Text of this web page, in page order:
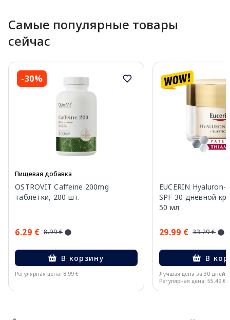
Самые популярные товары
сейчас
-30%
Пищевая добавка
OSTROVIT Caffeine 200mg
таблетки, 200 шт.
6.29 € 8.99 €
В корзину
Регулярная цена: 8.99 €
EUCERIN
SPF 30 дневной
50 мл
29.99 € 33.29 €
В
Лучшая цена за 30 дней:
Регулярная цена: 55.49 €